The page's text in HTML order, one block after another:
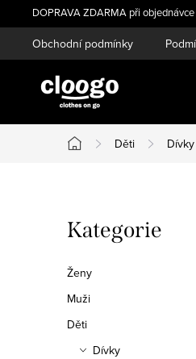
na
obsah
DOPRAVA ZDARMA při
Obchodní podmínky
Domů
Děti Dívky
o
s
t
r
Přeskočit
kategorie
Kategorie
Ženy
Muži
Děti
Dívky